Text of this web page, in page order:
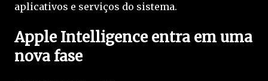
aplicativos e serviços do sistema.
Apple Intelligence entra em uma
nova fase